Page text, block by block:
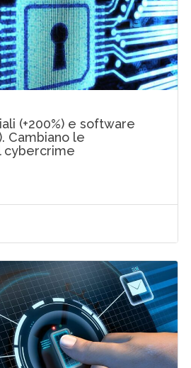
(+200%) e software
Cambiano le
cybercrime